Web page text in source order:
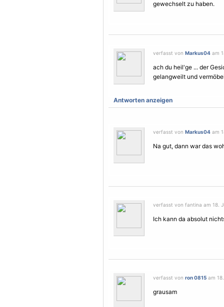
gewechselt zu haben.
verfasst von Markus04 am
ach du heil'ge ... der
gelangweilt und
Antworten anzeigen
verfasst von Markus04 am
Na gut, dann war das
verfasst von fantina am 18.
Ich kann da absolut
verfasst von ron 0815 am
grausam